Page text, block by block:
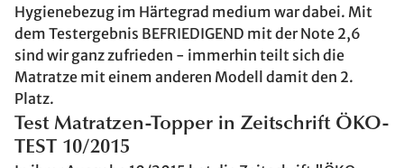
Hygienebezug im Härtegrad medium war dabei. Mit
dem Testergebnis BEFRIEDIGEND mit der Note 2,6
sind wir ganz zufrieden - immerhin teilt sich die
Matratze mit einem anderen Modell damit den 2.
Platz.
Test Matratzen-Topper in Zeitschrift ÖKO-
TEST 10/2015